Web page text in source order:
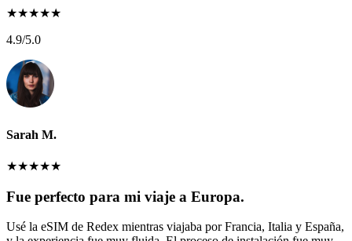
★★★★★
4.9/5.0
Sarah M.
★★★★★
Fue perfecto para mi viaje a Europa.
Usé la eSIM de Redex mientras viajaba por Francia, Italia y España,